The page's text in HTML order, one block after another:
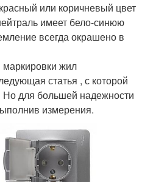
или коричневый цвет
имеет бело-синюю
всегда окрашено в
жил
статья , с которой
Но для большей надежности
измерения.